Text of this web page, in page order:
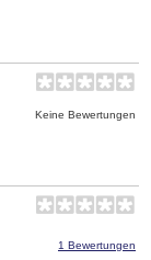
Keine Bewertungen
1 Bewertungen